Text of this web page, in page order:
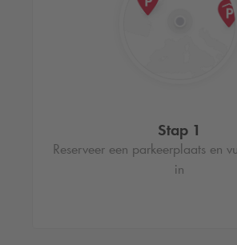
parkeer je al vanaf 8 euro
gratis busvervoer van én naar de
reis altijd goed! De reistijd naar
Stap 1
Reserveer een parkeerplaats en
in